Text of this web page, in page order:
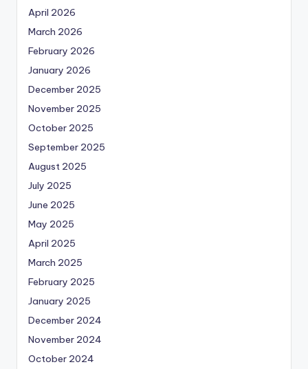
April 2026
March 2026
February 2026
January 2026
December 2025
November 2025
October 2025
September 2025
August 2025
July 2025
June 2025
May 2025
April 2025
March 2025
February 2025
January 2025
December 2024
November 2024
October 2024